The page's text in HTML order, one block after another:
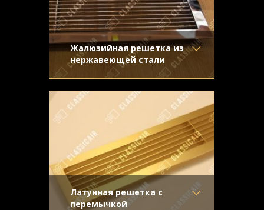
Жалюзийная решетка из
нержавеющей стали
Материал- Нержавеющая
сталь
Отделка
- Полированная
нержавейка
Конструкция
- Жалюзи
дорогой и изысканный декоративный
аксессуар. Мы предложили клиенту
Латунная решетка с
перемычкой